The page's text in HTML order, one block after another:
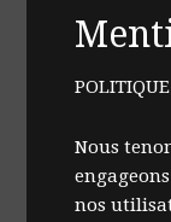
Nous
nos